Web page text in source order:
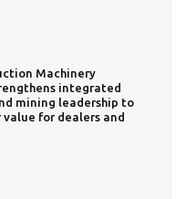
Machinery
integrated
mining leadership to
for dealers and